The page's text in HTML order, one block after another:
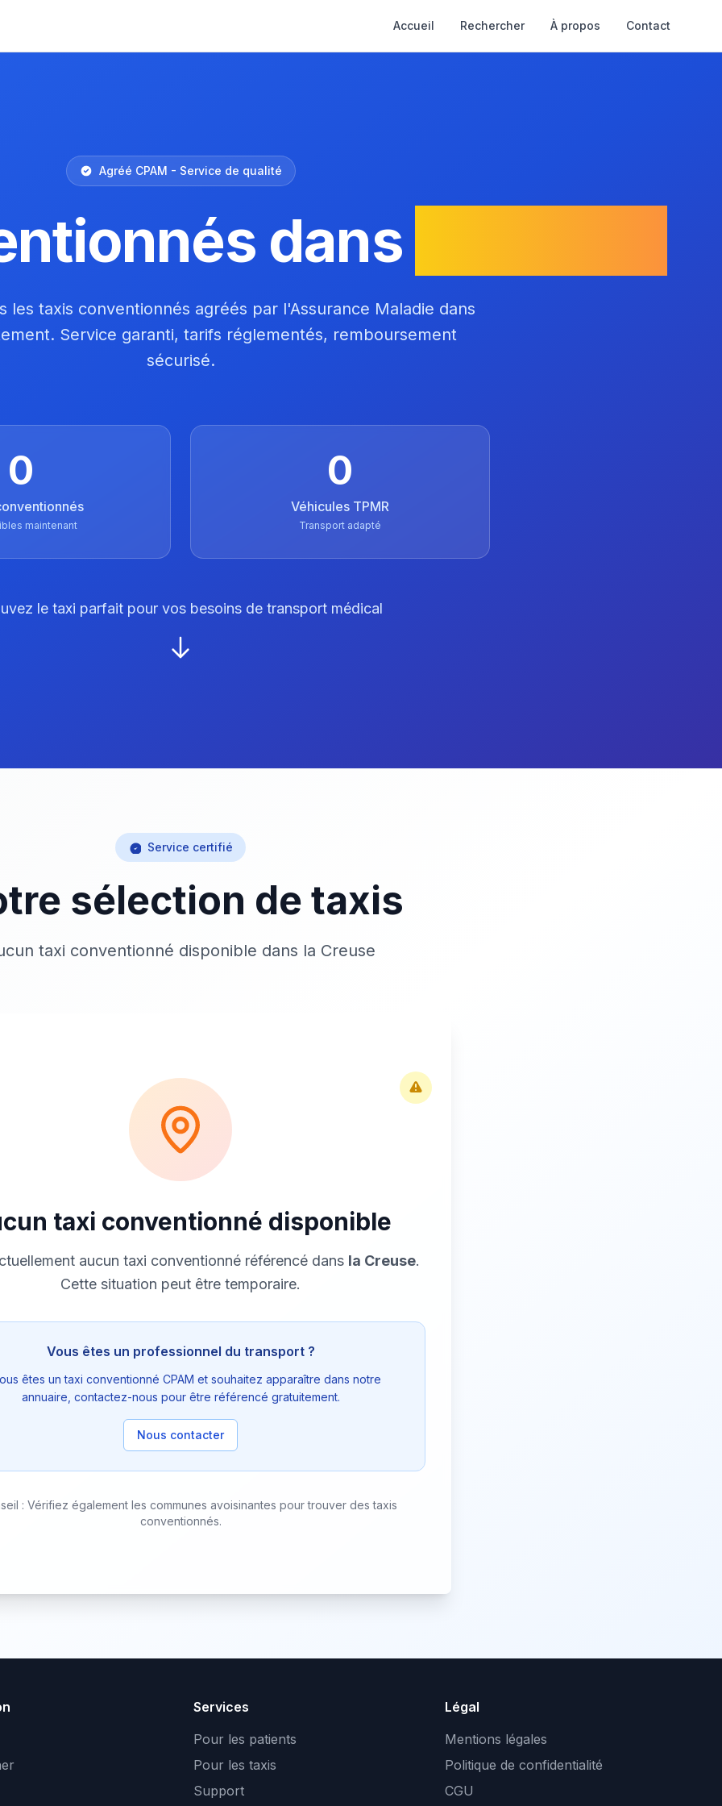
Accueil Rechercher À propos Contact
Agréé CPAM - Service de qualité
dans
les taxis conventionnés agréés par l'Assurance Maladie dans
Service garanti, tarifs réglementés, remboursement
sécurisé.
0
maintenant
0
Véhicules TPMR
Transport adapté
le taxi parfait pour vos besoins de transport médical
Service certifié
sélection de taxis
taxi conventionné disponible dans la Creuse
taxi conventionné disponible
aucun taxi conventionné référencé dans la Creuse.
Cette situation peut être temporaire.
Vous êtes un professionnel du transport ?
êtes un taxi conventionné CPAM et souhaitez apparaître dans notre
annuaire, contactez-nous pour être référencé gratuitement.
Nous contacter
: Vérifiez également les communes avoisinantes pour trouver des taxis
conventionnés.
Services
Pour les patients
Pour les taxis
Support
Légal
Mentions légales
Politique de confidentialité
CGU